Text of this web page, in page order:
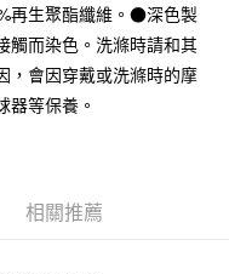
再生聚酯纖維。●深色製
觸而染色。洗滌時請和其
會因穿戴或洗滌時的摩
器等保養。
相關推薦